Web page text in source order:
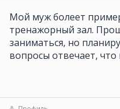
Мой муж болеет
тренажорный зал.
заниматься, но
вопросы отвечает,